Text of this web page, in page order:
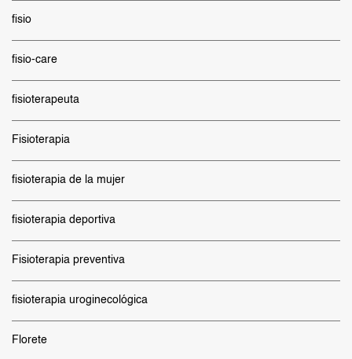
fisio
fisio-care
fisioterapeuta
Fisioterapia
fisioterapia de la mujer
fisioterapia deportiva
Fisioterapia preventiva
fisioterapia uroginecológica
Florete